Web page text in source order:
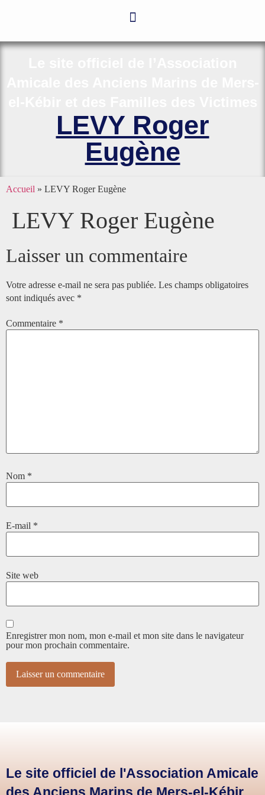
LEVY Roger
Eugène
Accueil » LEVY Roger Eugène
LEVY Roger Eugène
Laisser un commentaire
Votre adresse e-mail ne sera pas publiée. Les champs obligatoires
sont indiqués avec *
Commentaire *
Nom *
E-mail *
Site web
Enregistrer mon nom, mon e-mail et mon site dans le navigateur
pour mon prochain commentaire.
Le site officiel de l'Association Amicale